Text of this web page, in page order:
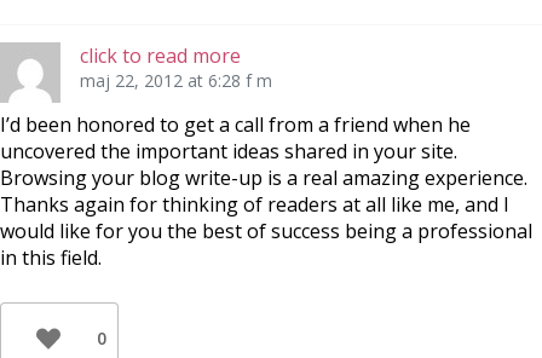
click to read more
maj 22, 2012 at 6:28 f m
I’d been honored to get a call from a friend when he
uncovered the important ideas shared in your site.
Browsing your blog write-up is a real amazing experience.
Thanks again for thinking of readers at all like me, and I
would like for you the best of success being a professional
in this field.
0